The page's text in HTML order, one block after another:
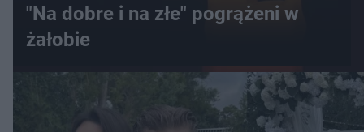
"Na dobre i na złe" pogrążeni w
żałobie